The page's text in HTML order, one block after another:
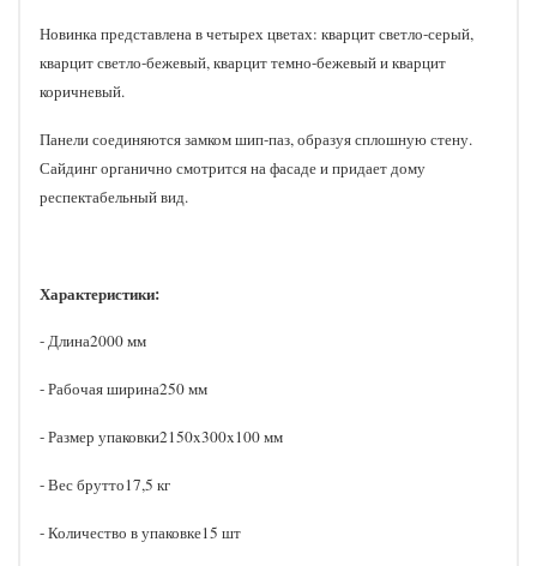
Новинка представлена в четырех цветах: кварцит светло-серый,
кварцит светло-бежевый, кварцит темно-бежевый и кварцит
коричневый.​
Панели соединяются замком шип-паз, образуя сплошную стену.
Сайдинг органично смотрится на фасаде и придает дому
респектабельный вид.
Характеристики:
- Длина2000 мм
- Рабочая ширина250 мм
- Размер упаковки2150x300x100 мм
- Вес брутто17,5 кг
- Количество в упаковке15 шт